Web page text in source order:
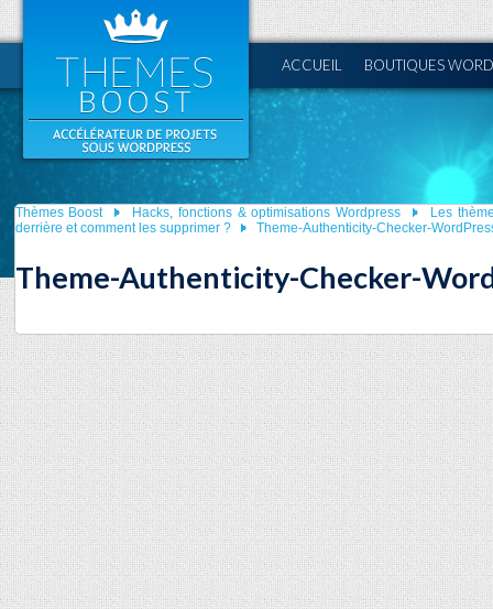
ACCUEIL BOUTIQUES
Thèmes Boost Hacks, fonctions & optimisations Wordpress
Les
derrière et comment les supprimer ?
Theme-Authenticity-Checker-
Theme-Authenticity-Checker-